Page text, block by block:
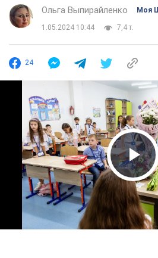
Ольга Выпирайленко Моя
1.05.2024 10:44 7,4 т.
24